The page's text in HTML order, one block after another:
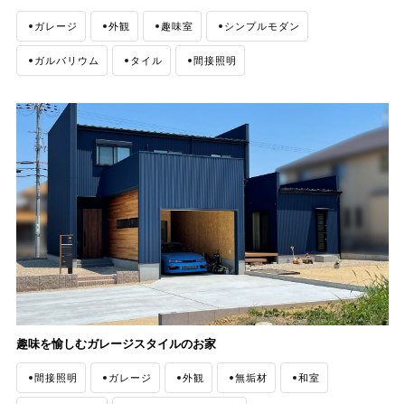
ガレージ 外観 趣味室 シンプルモダン
ガルバリウム タイル 間接照明
趣味を愉しむガレージスタイルのお家
間接照明 ガレージ 外観 無垢材 和室